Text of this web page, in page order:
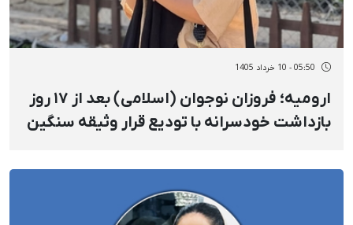
05:50 - 10 خرداد 1405
ارومیه؛ فروزان نوجوان (اسلامی) بعد از ١٧ روز
بازداشت خودسرانه با تودیع قرار وثیقه سنگین